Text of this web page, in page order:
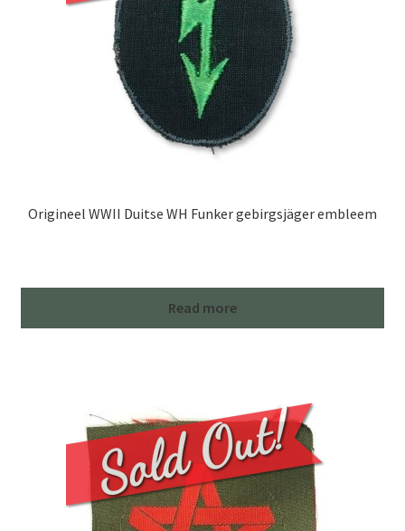
Origineel WWII Duitse WH Funker gebirgsjäger embleem
Read more